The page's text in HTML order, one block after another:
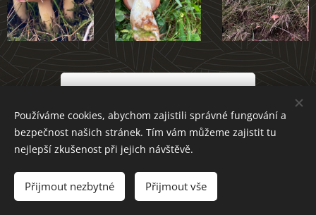
Cookies
Používáme cookies, abychom zajistili správné fungování a
bezpečnost našich stránek. Tím vám můžeme zajistit tu
nejlepší zkušenost při jejich návštěvě.
Přijmout nezbytné Přijmout vše